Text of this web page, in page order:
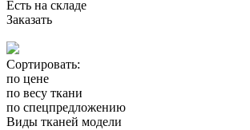
Есть на складе
Заказать
Сортировать:
по цене
по весу ткани
по спецпредложению
Виды тканей модели